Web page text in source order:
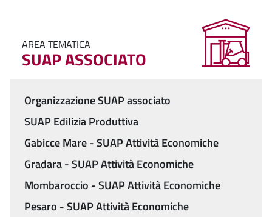
AREA TEMATICA
SUAP ASSOCIATO
Menu
Organizzazione SUAP associato
SUAP Edilizia Produttiva
Gabicce Mare - SUAP Attività Economiche
Gradara - SUAP Attività Economiche
Mombaroccio - SUAP Attività Economiche
Pesaro - SUAP Attività Economiche